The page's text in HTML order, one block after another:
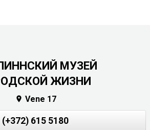
МУЗЕЙ
ЖИЗНИ
 Vene 17
(+372) 615 5180